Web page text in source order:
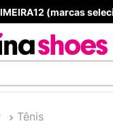
(marcas
Tênis
530